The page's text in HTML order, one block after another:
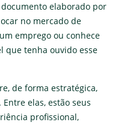
elaborado por
no mercado de
emprego ou conhece
que tenha ouvido esse
de forma estratégica,
elas, estão seus
profissional,